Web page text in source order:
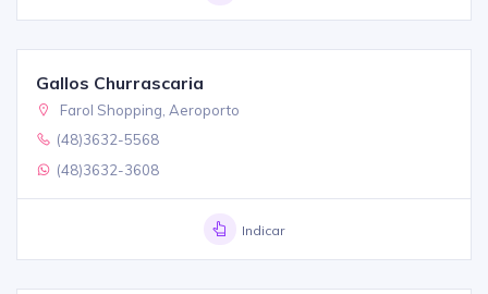
Gallos Churrascaria
Farol Shopping, Aeroporto
(48)3632-5568
(48)3632-3608
Indicar